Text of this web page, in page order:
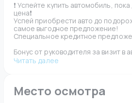
❗️ Успейте купить автомобиль,
цена❗️
Успей приобрести авто до
самое выгодное предложение!
Специальное кредитное
Бонус от руководителя за визит в
Читать далее
Место осмотра